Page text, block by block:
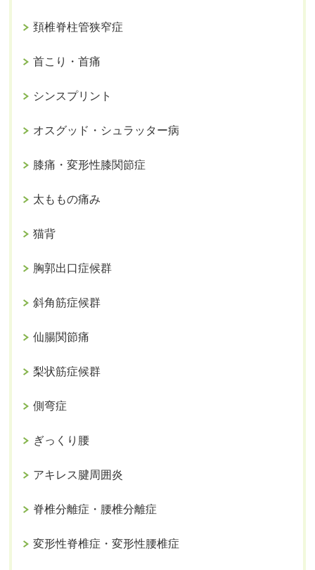
頚椎脊柱管狭窄症
首こり・首痛
シンスプリント
オスグッド・シュラッター病
膝痛・変形性膝関節症
太ももの痛み
猫背
胸郭出口症候群
斜角筋症候群
仙腸関節痛
梨状筋症候群
側弯症
ぎっくり腰
アキレス腱周囲炎
脊椎分離症・腰椎分離症
変形性脊椎症・変形性腰椎症